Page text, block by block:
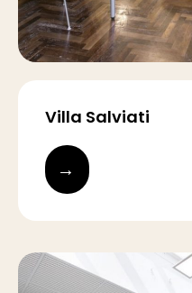
Villa Salviati
→